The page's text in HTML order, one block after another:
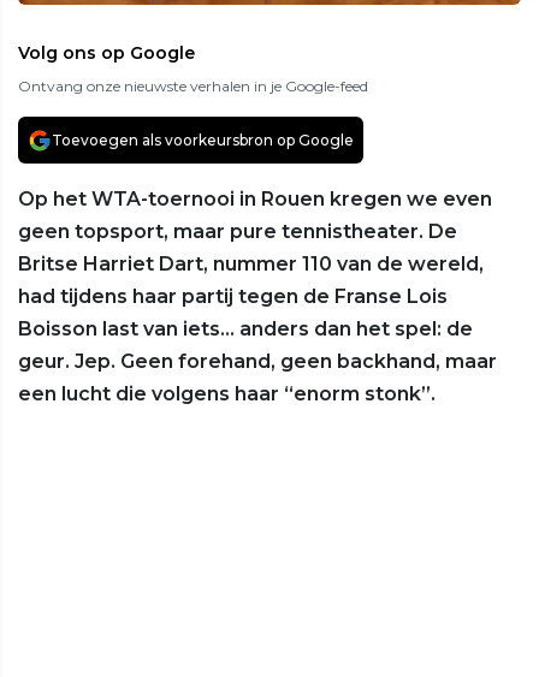
Volg ons op Google
Ontvang onze nieuwste verhalen in je Google-feed
Toevoegen als voorkeursbron op Google
Op het WTA-toernooi in Rouen kregen we even
geen topsport, maar pure tennistheater. De
Britse Harriet Dart, nummer 110 van de wereld,
had tijdens haar partij tegen de Franse Lois
Boisson last van iets... anders dan het spel: de
geur. Jep. Geen forehand, geen backhand, maar
een lucht die volgens haar “enorm stonk”.